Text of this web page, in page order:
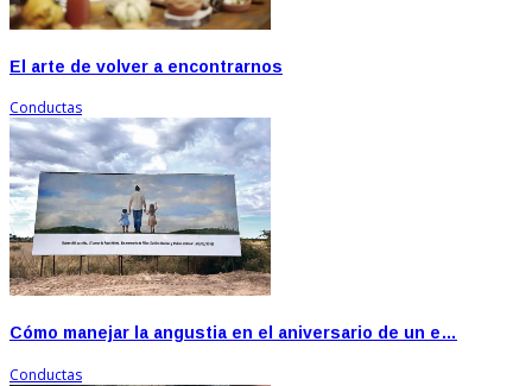
El arte de volver a encontrarnos
Conductas
Cómo manejar la angustia en el aniversario de un e…
Conductas